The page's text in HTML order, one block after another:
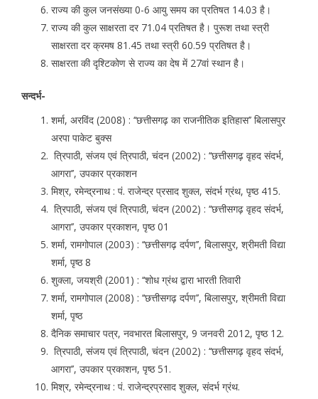
राज्य की कुल जनसंख्या 0-6 आयु समय का प्रतिषत 14.03 है।
राज्य की कुल साक्षरता दर 71.04 प्रतिषत है। पुरूश तथा स्त्री
साक्षरता दर क्रमष 81.45 तथा स्त्री 60.59 प्रतिषत है।
साक्षरता की दृश्टिकोण से राज्य का देष में 27वां स्थान है।
सन्दर्भ-
शर्मा, अरविंद (2008) : ‘‘छत्तीसगढ़ का राजनीतिक इतिहास’’ बिलासपुर
अरपा पाकेट बुक्स
त्रिपाठी, संजय एवं त्रिपाठी, चंदन (2002) : ‘‘छत्तीसगढ़ वृहद संदर्भ,
आगरा’’, उपकार प्रकाशन
मिश्र, रमेन्द्रनाथ : पं. राजेन्द्र प्रसाद शुक्ल, संदर्भ ग्रंथ, पृष्ठ 415.
त्रिपाठी, संजय एवं त्रिपाठी, चंदन (2002) : ‘‘छत्तीसगढ़ वृहद संदर्भ,
आगरा’’, उपकार प्रकाशन, पृष्ठ 01
शर्मा, रामगोपाल (2003) : ‘‘छत्तीसगढ़ दर्पण’’, बिलासपुर, श्रीमती विद्या
शर्मा, पृष्ठ 8
शुक्ला, जयश्री (2001) : ‘‘शोध ग्रंथ द्वारा भारती तिवारी
शर्मा, रामगोपाल (2008) : ‘‘छत्तीसगढ़ दर्पण’’, बिलासपुर, श्रीमती विद्या
शर्मा, पृष्ठ
दैनिक समाचार पत्र, नवभारत बिलासपुर, 9 जनवरी 2012, पृष्ठ 12.
त्रिपाठी, संजय एवं त्रिपाठी, चंदन (2002) : ‘‘छत्तीसगढ़ वृहद संदर्भ,
आगरा’’, उपकार प्रकाशन, पृष्ठ 51.
मिश्र, रमेन्द्रनाथ : पं. राजेन्द्रप्रसाद शुक्ल, संदर्भ ग्रंथ.